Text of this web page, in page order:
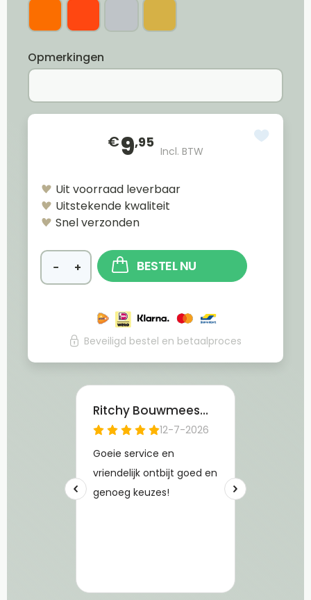
Opmerkingen
€9,95
Incl. BTW
Uit voorraad leverbaar
Uitstekende kwaliteit
Snel verzonden
− + BESTEL NU
Beveiligd bestel en betaalproces